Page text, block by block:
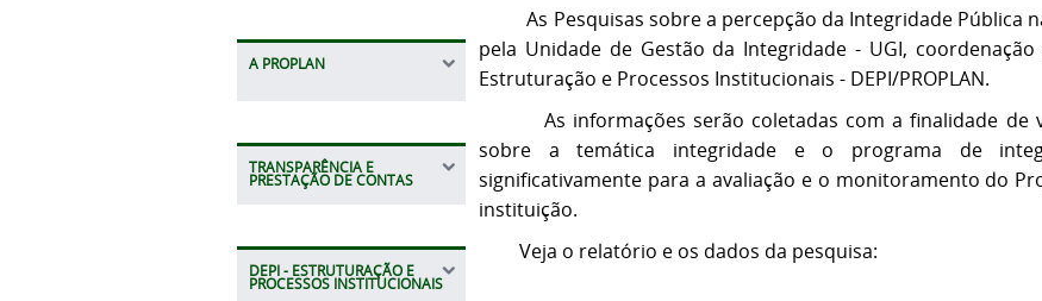
A PROPLAN
TRANSPARÊNCIA E
PRESTAÇÃO DE CONTAS
DEPI - ESTRUTURAÇÃO E
PROCESSOS INSTITUCIONAIS
As Pesquisas sobre a percepção da Integridade Pública
pela Unidade de Gestão da Integridade - UGI,
Estruturação e Processos Institucionais - DEPI/PROPLAN.
As informações serão coletadas com a finalidade de
sobre a temática integridade e o programa de
significativamente para a avaliação e o monitoramento do
instituição.
Veja o relatório e os dados da pesquisa: